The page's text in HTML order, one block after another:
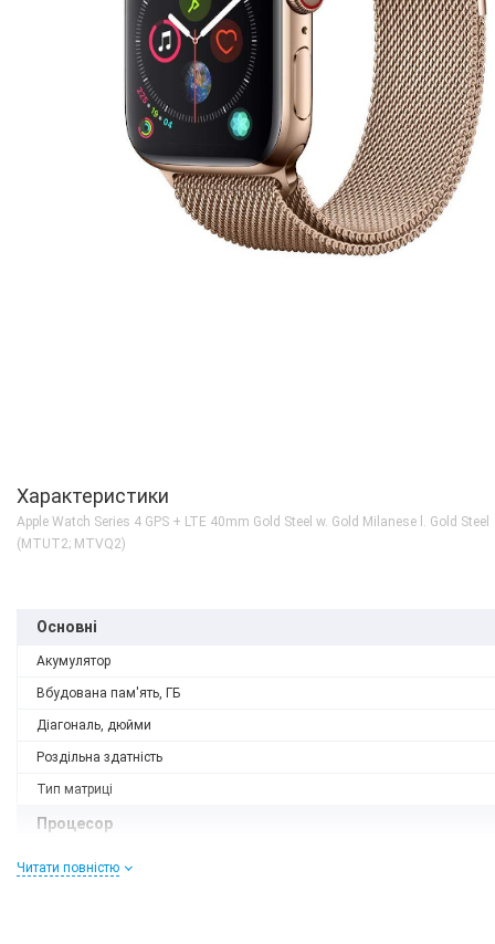
Характеристики
Apple Watch Series 4 GPS + LTE 40mm Gold Steel w. Gold Milanese l. Gold Steel
(MTUT2; MTVQ2)
Основні
Акумулятор
Вбудована пам'ять, ГБ
Діагональ, дюйми
Роздільна здатність
Тип матриці
Процесор
Читати повністю